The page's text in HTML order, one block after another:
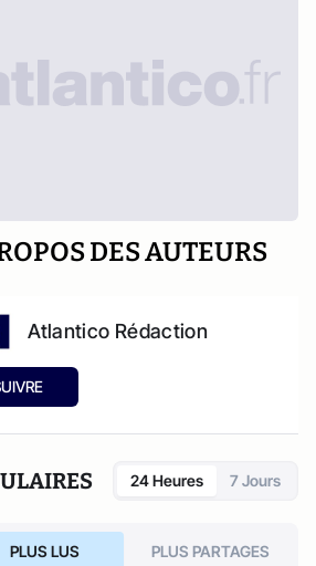
DES AUTEURS
Atlantico Rédaction
24 Heures 7 Jours
PLUS LUS PLUS PARTAGES